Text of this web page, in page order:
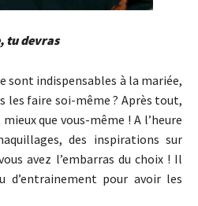
tu devras
sont indispensables à la mariée,
les faire soi-même ? Après tout,
que vous-même ! A l’heure
des inspirations sur
avez l’embarras du choix ! Il
d’entrainement pour avoir les